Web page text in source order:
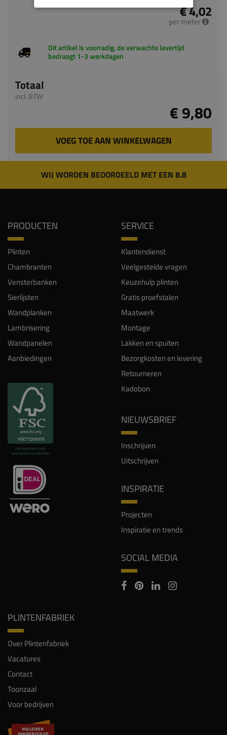
€ 4,02
per meter
Dit artikel is voorradig, de verwachte levertijd
bedraagt 1-3 werkdagen
Totaal
incl. BTW
€ 9,80
VOEG TOE AAN WINKELWAGEN
WIJ WORDEN BEOORDEELD MET EEN 8.8
PRODUCTEN
Plinten
Chambranten
Vensterbanken
Sierlijsten
Wandplanken
Lambrisering
Wandpanelen
Aanbiedingen
SERVICE
Klantendienst
Veelgestelde vragen
Keuzehulp plinten
Gratis proefstalen
Maatwerk
Montage
Lakken en spuiten
Bezorgkosten en levering
Retourneren
Kadobon
NIEUWSBRIEF
Inschrijven
Uitschrijven
INSPIRATIE
Projecten
Inspiratie en trends
SOCIAL MEDIA
PLINTENFABRIEK
Over Plintenfabriek
Vacatures
Contact
Toonzaal
Voor bedrijven